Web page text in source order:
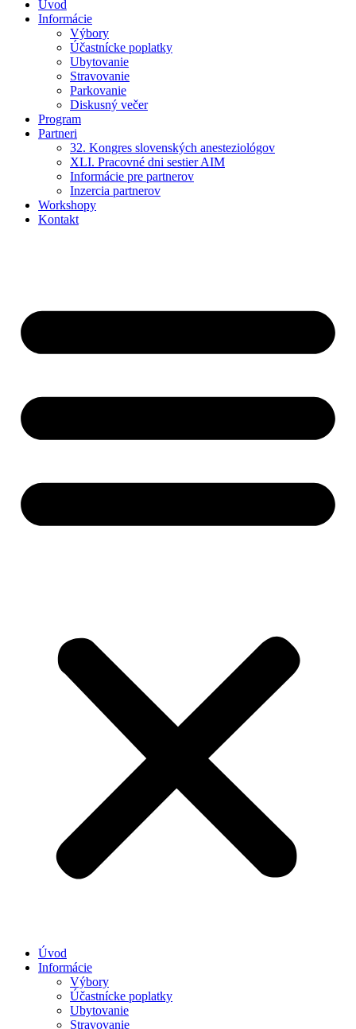
Úvod
Informácie
Výbory
Účastnícke poplatky
Ubytovanie
Stravovanie
Parkovanie
Diskusný večer
Program
Partneri
32. Kongres slovenských anesteziológov
XLI. Pracovné dni sestier AIM
Informácie pre partnerov
Inzercia partnerov
Workshopy
Kontakt
Úvod
Informácie
Výbory
Účastnícke poplatky
Ubytovanie
Stravovanie